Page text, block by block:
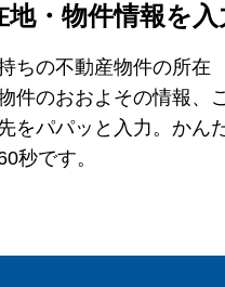
地・物件情報を入
ちの不動産物件の所在
件のおおよその情報、
をパパッと入力。かん
秒です。